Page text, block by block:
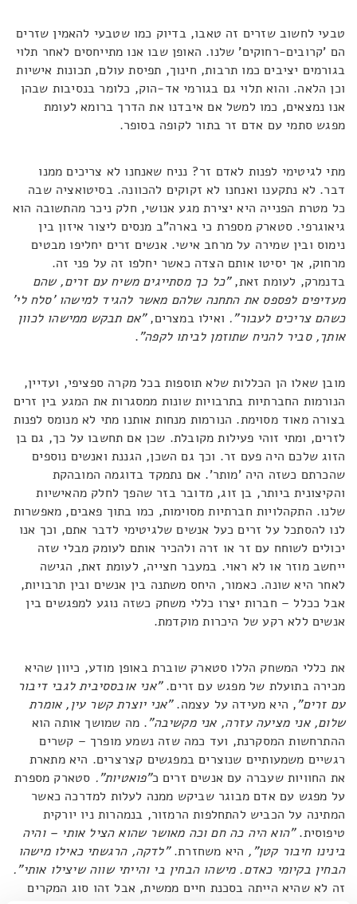
טבעי לחשוב שזרים זה טאבו, בדיוק כמו שטבעי להאמין שזרים
הם 'קרובים-רחוקים' שלנו. האופן שבו אנו מתייחסים לאחר תלוי
בגורמים יציבים כמו תרבות, חינוך, תפיסת עולם, תכונות אישיות
וכן הלאה. והוא תלוי גם בגורמי אד-הוק, כלומר בנסיבות שבהן
אנו נמצאים, כמו למשל אם איבדנו את הדרך ברומא לעומת
מפגש סתמי עם אדם זר בתור לקופה בסופר.
מתי לגיטימי לפנות לאדם זר? נניח שאנחנו לא צריכים ממנו
דבר. לא נתקענו ואנחנו לא זקוקים להכוונה. בסיטואציה שבה
כל מטרת הפנייה היא יצירת מגע אנושי, חלק ניכר מהתשובה הוא
גיאוגרפי. סטארק מספרת כי בארה"ב מנסים ליצור איזון בין
נימוס ובין שמירה על מרחב אישי. אנשים זרים יחליפו מבטים
מרחוק, אך יסיטו אותם הצדה כאשר יחלפו זה על פני זה.
בדנמרק, לעומת זאת,"כל כך מסתייגים משיח עם זרים, שהם
מעדיפים לפספס את התחנה שלהם מאשר להגיד למישהו 'סלח לי'
כשהם צריכים לעבור". ואילו במצרים,"אם תבקש ממישהו לכוון
אותך, סביר להניח שתוזמן לביתו לקפה".
מובן שאלו הן הכללות שלא תוספות בכל מקרה ספציפי, ועדיין,
הנורמות החברתיות בתרבויות שונות ממסגרות את המגע בין זרים
בצורה מאוד מסוימת. הנורמות מנחות אותנו מתי לא מנומס לפנות
לזרים, ומתי זוהי פעילות מקובלת. שכן אם תחשבו על כך, גם בן
הזוג שלכם היה פעם זר. וכך גם השכן, הגננת ואנשים נוספים
שהכרתם כשזה היה 'מותר'. אם נתמקד בדוגמה המובהקת
והקיצונית ביותר, בן זוג, מדובר בזר שהפך לחלק מהאישיות
שלנו. התקהלויות חברתיות מסוימות, כמו בתוך פאבים, מאפשרות
לנו להסתכל על זרים כעל אנשים שלגיטימי לדבר אתם, וכך אנו
יכולים לשוחח עם זר או זרה ולהכיר אותם לעומק מבלי שזה
ייחשב מוזר או לא ראוי. במעבר חצייה, לעומת זאת, הגישה
לאחר היא שונה. כאמור, היחס משתנה בין אנשים ובין תרבויות,
אבל ככלל – חברות יצרו כללי משחק כשזה נוגע למפגשים בין
אנשים ללא רקע של היכרות מוקדמת.
את כללי המשחק הללו סטארק שוברת באופן מודע, כיוון שהיא
מכירה בתועלת של מפגש עם זרים."אני אובססיבית לגבי דיבור
עם זרים", היא מעידה על עצמה."אני יוצרת קשר עין, אומרת
שלום, אני מציעה עזרה, אני מקשיבה". מה שמושך אותה הוא
ההתרחשות המסקרנת, ועד כמה שזה נשמע מופרך – קשרים
רגשיים משמעותיים שנוצרים במפגשים קצרצרים. היא מתארת
את החוויות שעברה עם אנשים זרים כ"פואטיות". סטארק מספרת
על מפגש עם אדם מבוגר שביקש ממנה לעלות למדרכה כאשר
המתינה על הכביש להתחלפות הרמזור, בנמהרות ניו יורקית
טיפוסית."הוא היה כה חם וכה מאושר שהוא הציל אותי – והיה
בינינו חיבור קטן", היא משחזרת."לדקה, הרגשתי כאילו מישהו
הבחין בקיומי כאדם. מישהו הבחין בי והייתי שווה שיצילו אותי".
זה לא שהיא הייתה בסכנת חיים ממשית, אבל זהו סוג המקרים